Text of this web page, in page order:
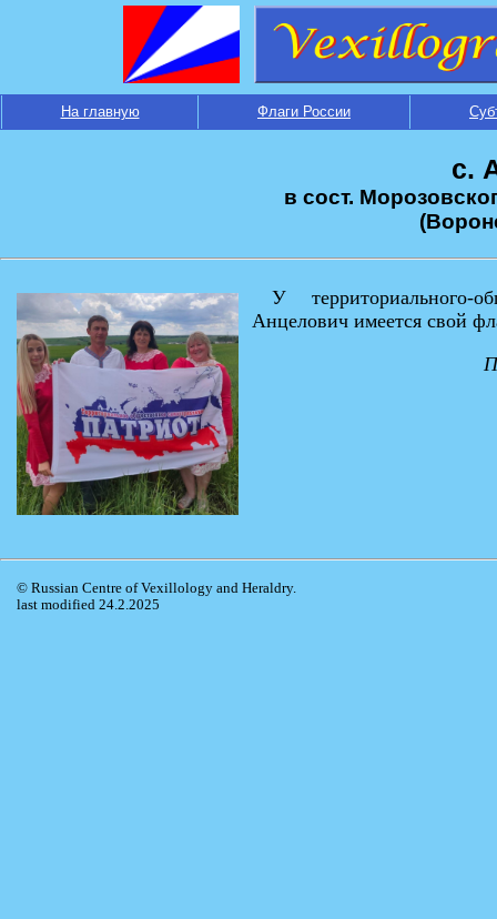
На главную Флаги России
с.
в сост.
У территориального-
Анцелович имеется свой
© Russian Centre of Vexillology and Heraldry.
last modified 24.2.2025